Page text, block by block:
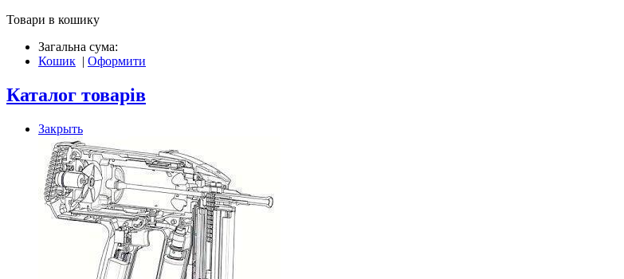
Товари в кошику
Загальна сума:
Кошик | Оформити
Каталог товарів
Закрыть